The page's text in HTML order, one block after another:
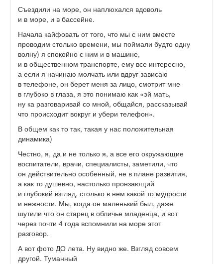
Съездили на море, он наплюхался вдоволь
и в море, и в бассейне.
Начала кайфовать от того, что мы с ним вместе
проводим столько времени, мы поймали будто одну
волну) я спокойно с ним и в машине,
и в общественном транспорте, ему все интересно,
а если я начинаю молчать или вдруг зависаю
в телефоне, он берет меня за лицо, смотрит мне
в глубоко в глаза, я это понимаю как «эй мать,
ну ка разговаривай со мной, общайся, рассказывай
что происходит вокруг и убери телефон».
В общем как то так, такая у нас положительная
динамика)
Честно, я, да и не только я, а все его окружающие
воспитатели, врачи, специалисты, заметили, что
он действительно особенный, не в плане развития,
а как то душевно, настолько пронзающий
и глубокий взгляд, столько в нем какой то мудрости
и нежности. Мы, когда он маленький был, даже
шутили что он старец в обличье младенца, и вот
через почти 4 года вспомнили на море этот
разговор.
А вот фото ДО лета. Ну видно же. Взгляд совсем
другой. Туманный